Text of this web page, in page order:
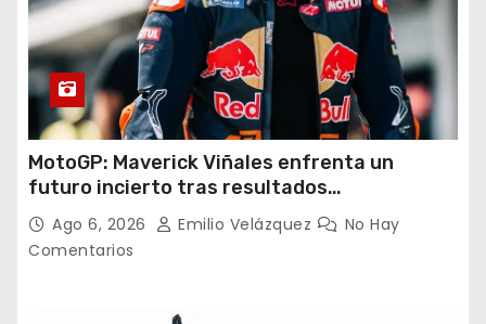
MotoGP: Maverick Viñales enfrenta un
futuro incierto tras resultados
decepcionantes
Ago 6, 2026 Emilio Velázquez
No Hay
Comentarios